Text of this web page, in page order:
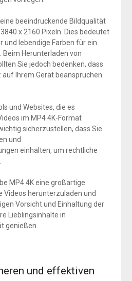
beeindruckende Bildqualität
x 2160 Pixeln. Dies bedeutet
und lebendige Farben für ein
Herunterladen von
Sie jedoch bedenken, dass
Ihrem Gerät beanspruchen
und Websites, die es
im MP4 4K-Format
sicherzustellen, dass Sie
und
einhalten, um rechtliche
MP4 4K eine großartige
Videos herunterzuladen und
Vorsicht und Einhaltung der
Lieblingsinhalte in
genießen.
und effektiven